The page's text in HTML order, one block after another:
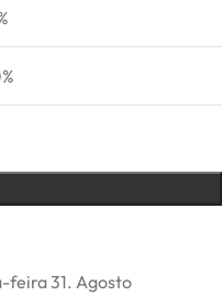
feira 31. Agosto